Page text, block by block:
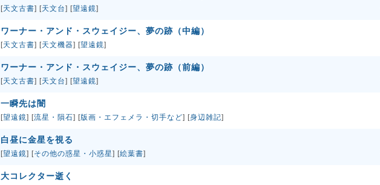
[天文古書] [天文台] [望遠鏡]
ワーナー・アンド・スウェイジー、夢の跡（中編）
[天文古書] [天文機器] [望遠鏡]
ワーナー・アンド・スウェイジー、夢の跡（前編）
[天文古書] [天文台] [望遠鏡]
一瞬先は闇
[望遠鏡] [流星・隕石] [版画・エフェメラ・切手など] [身辺雑記]
白昼に金星を視る
[望遠鏡] [その他の惑星・小惑星] [絵葉書]
大コレクター逝く